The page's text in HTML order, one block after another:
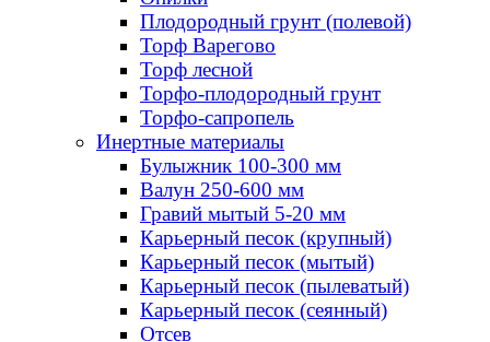
Плодородный грунт (полевой)
Торф Варегово
Торф лесной
Торфо-плодородный грунт
Торфо-сапропель
Инертные материалы
Булыжник 100-300 мм
Валун 250-600 мм
Гравий мытый 5-20 мм
Карьерный песок (крупный)
Карьерный песок (мытый)
Карьерный песок (пылеватый)
Карьерный песок (сеянный)
Отсев